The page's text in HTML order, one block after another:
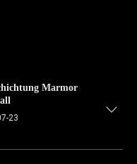
Marmor
23